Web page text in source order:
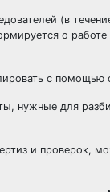
(в
о работе
с помощью
нужные для
и проверок,